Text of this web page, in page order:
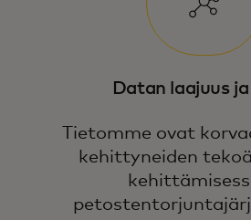
Datan laajuus
Tietomme ovat
kehittyneiden